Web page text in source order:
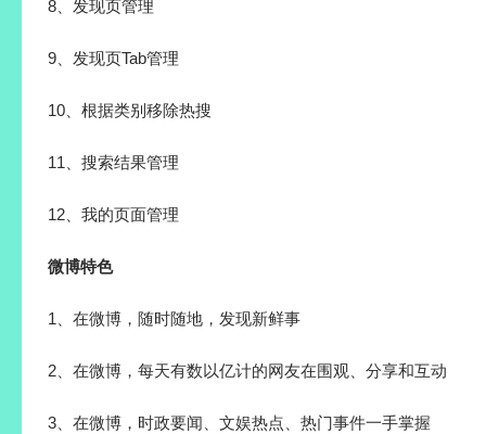
8、发现页管理
9、发现页Tab管理
10、根据类别移除热搜
11、搜索结果管理
12、我的页面管理
微博特色
1、在微博，随时随地，发现新鲜事
2、在微博，每天有数以亿计的网友在围观、分享和互动
3、在微博，时政要闻、文娱热点、热门事件一手掌握